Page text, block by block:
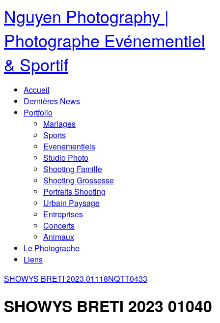
Nguyen Photography |
Photographe Evénementiel
& Sportif
Accueil
Dernières News
Portfolio
Mariages
Sports
Evenementiels
Studio Photo
Shooting Famille
Shooting Grossesse
Portraits Shooting
Urbain Paysage
Entreprises
Concerts
Animaux
Le Photographe
Liens
SHOWYS BRETI 2023 01118NQTT0433
SHOWYS BRETI 2023 01040